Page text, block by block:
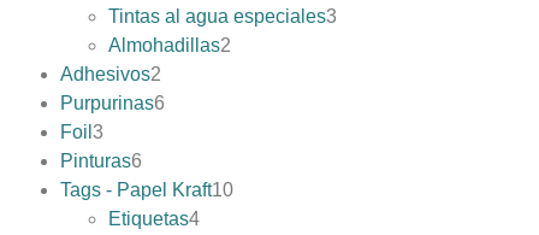
Tintas al agua especiales3
Almohadillas2
Adhesivos2
Purpurinas6
Foil 3
Pinturas6
Tags - Papel Kraft10
Etiquetas4